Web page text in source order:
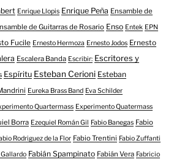
Enrique Llopis Enrique Peña Ensamble de
de Guitarras de Rosario Enso Entek EPN
Fucile Ernesto Hermoza Ernesto Jodos Ernesto
Escalera Banda Escribir: Escritores y
Espíritu Esteban Cerioni Esteban
Eureka Brass Band Eva Schilder
Quartermass Experimento Quatermass
Borra Ezequiel Román Gil Fabio Banegas Fabio
Rodriguez de la Flor Fabio Trentini Fabio Zuffanti
Gallardo Fabián Spampinato Fabián Vera Fabricio